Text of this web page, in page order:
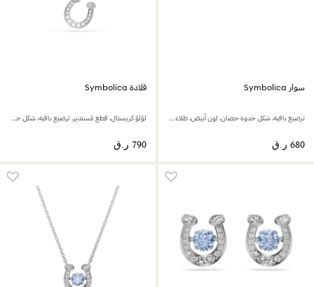
سوار Symbolica
ترصيع بافيه، شكل حدوة حصان، لون أبيض، طلاء روديوم
قلادة Symbolica
لؤلؤ كريستال، قطع مُستدير، ترصيع بافيه، شكل حدوة حصان، لون أبيض، طلاء روديوم